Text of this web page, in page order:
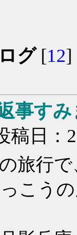
グ[12]
事す
稿日：
旅行
こう